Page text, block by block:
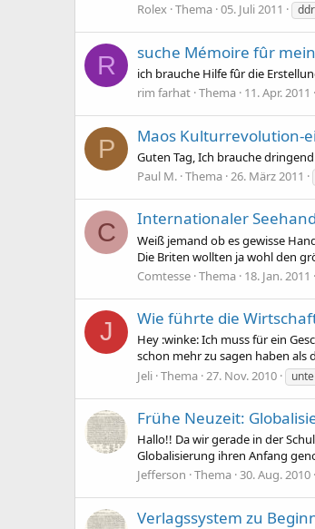
Rolex Thema 05. Juli 2011 ddr
R suche Mémoire fûr
ich brauche Hilfe fûr die
rim farhat Thema 11. Apr. 2011
P Maos Kulturrevolution-
Guten Tag, Ich brauche
Paul M. Thema 26. März 2011
C Internationaler
Weiß jemand ob es gewisse
Die Briten wollten ja wohl den
Comtesse Thema 18. Jan. 2011
J Wie führte die
Hey :winke: Ich muss für ein
schon mehr zu sagen haben als
Jeli Thema 27. Nov. 2010
Frühe Neuzeit:
Hallo!! Da wir gerade in der
Globalisierung ihren Anfang
Jefferson Thema 30. Aug. 2010
Verlagssystem zu